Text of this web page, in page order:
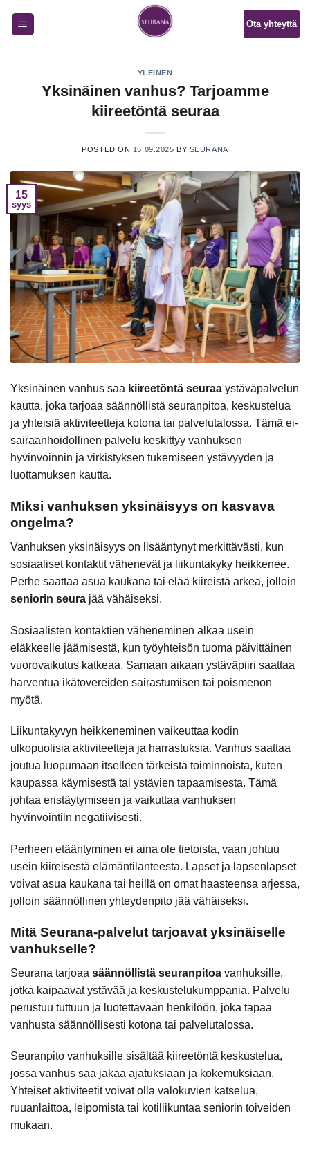
Ota yhteyttä
YLEINEN
Yksinäinen vanhus? Tarjoamme
kiireetöntä seuraa
POSTED ON 15.09.2025 BY SEURANA
15
syys
Yksinäinen vanhus saa kiireetöntä seuraa ystäväpalvelun
kautta, joka tarjoaa säännöllistä seuranpitoa, keskustelua
ja yhteisiä aktiviteetteja kotona tai palvelutalossa. Tämä ei-
sairaanhoidollinen palvelu keskittyy vanhuksen
hyvinvoinnin ja virkistyksen tukemiseen ystävyyden ja
luottamuksen kautta.
Miksi vanhuksen yksinäisyys on kasvava
ongelma?
Vanhuksen yksinäisyys on lisääntynyt merkittävästi, kun
sosiaaliset kontaktit vähenevät ja liikuntakyky heikkenee.
Perhe saattaa asua kaukana tai elää kiireistä arkea, jolloin
seniorin seura jää vähäiseksi.
Sosiaalisten kontaktien väheneminen alkaa usein
eläkkeelle jäämisestä, kun työyhteisön tuoma päivittäinen
vuorovaikutus katkeaa. Samaan aikaan ystäväpiiri saattaa
harventua ikätovereiden sairastumisen tai poismenon
myötä.
Liikuntakyvyn heikkeneminen vaikeuttaa kodin
ulkopuolisia aktiviteetteja ja harrastuksia. Vanhus saattaa
joutua luopumaan itselleen tärkeistä toiminnoista, kuten
kaupassa käymisestä tai ystävien tapaamisesta. Tämä
johtaa eristäytymiseen ja vaikuttaa vanhuksen
hyvinvointiin negatiivisesti.
Perheen etääntyminen ei aina ole tietoista, vaan johtuu
usein kiireisestä elämäntilanteesta. Lapset ja lapsenlapset
voivat asua kaukana tai heillä on omat haasteensa arjessa,
jolloin säännöllinen yhteydenpito jää vähäiseksi.
Mitä Seurana-palvelut tarjoavat yksinäiselle
vanhukselle?
Seurana tarjoaa säännöllistä seuranpitoa vanhuksille,
jotka kaipaavat ystävää ja keskustelukumppania. Palvelu
perustuu tuttuun ja luotettavaan henkilöön, joka tapaa
vanhusta säännöllisesti kotona tai palvelutalossa.
Seuranpito vanhuksille sisältää kiireetöntä keskustelua,
jossa vanhus saa jakaa ajatuksiaan ja kokemuksiaan.
Yhteiset aktiviteetit voivat olla valokuvien katselua,
ruuanlaittoa, leipomista tai kotiliikuntaa seniorin toiveiden
mukaan.